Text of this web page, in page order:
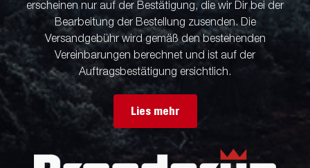
erscheinen nur auf der Bestätigung, die wir Dir bei der
Bearbeitung der Bestellung zusenden. Die
Versandgebühr wird gemäß den bestehenden
Vereinbarungen berechnet und ist auf der
Auftragsbestätigung ersichtlich.
Lies mehr